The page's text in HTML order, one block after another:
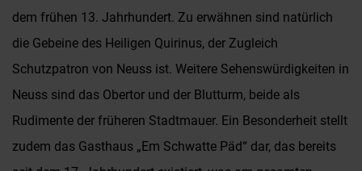
dem frühen 13. Jahrhundert. Zu erwähnen sind natürlich
die Gebeine des Heiligen Quirinus, der Zugleich
Schutzpatron von Neuss ist. Weitere Sehenswürdigkeiten in
Neuss sind das Obertor und der Blutturm, beide als
Rudimente der früheren Stadtmauer. Ein Besonderheit stellt
zudem das Gasthaus „Em Schwatte Päd“ dar, das bereits